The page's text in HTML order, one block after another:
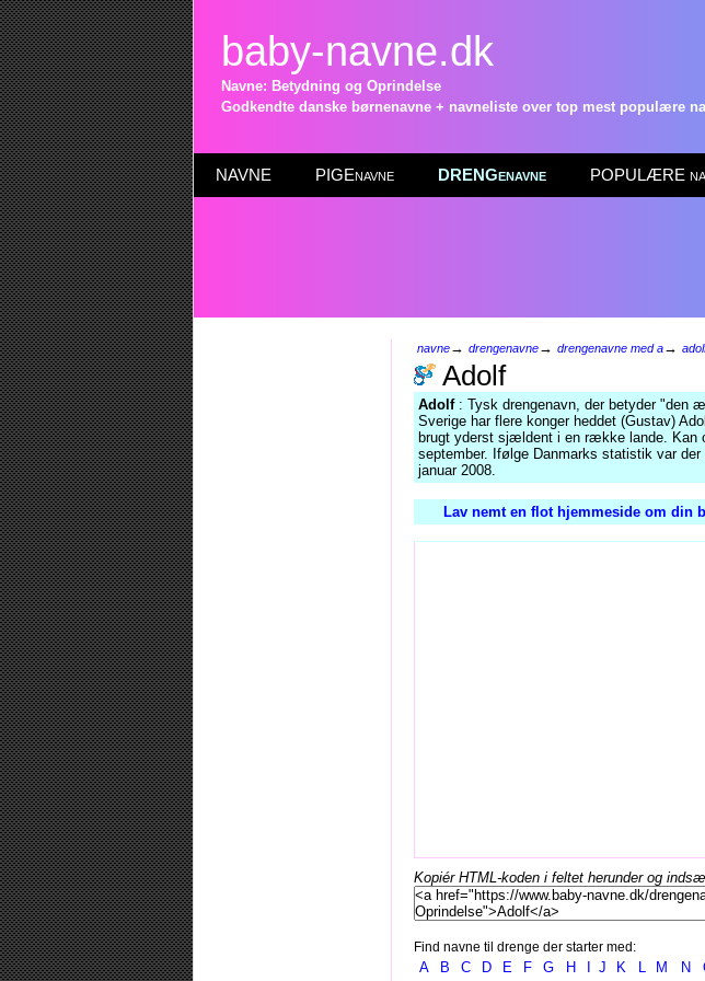
baby-navne.dk
Navne: Betydning og Oprindelse
Godkendte danske børnenavne + navneliste over top mest populære
NAVNE PIGEnavne DRENGenavne POPULÆRE
navne→ drengenavne→ drengenavne med a→
Adolf
Adolf: Tysk drengenavn, der betyder "den
Sverige har flere konger heddet (Gustav)
brugt yderst sjældent i en række lande. Kan
september. Ifølge Danmarks statistik var
januar 2008.
Lav nemt en flot hjemmeside om din
Kopiér HTML-koden i feltet herunder og
Find navne til drenge der starter med:
A B C D E F G H J K L M N